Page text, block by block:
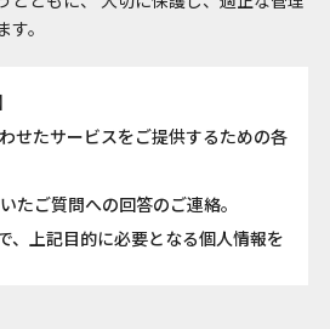
。
せたサービスをご提供するための各
たご質問への回答のご連絡。
、上記目的に必要となる個人情報を